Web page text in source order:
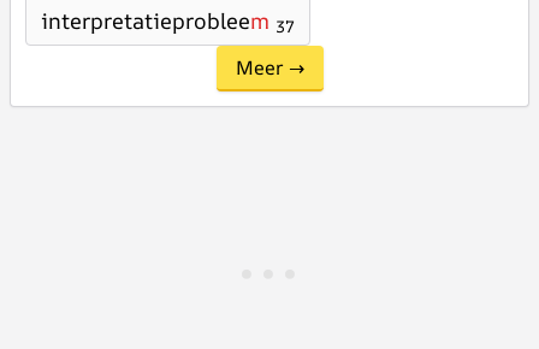
interpretatieprobleem 37
Meer →